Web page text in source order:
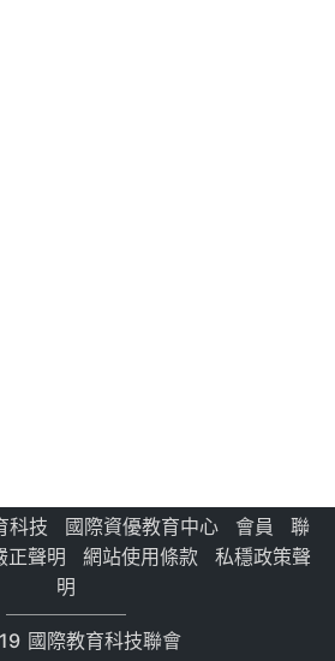
科技 國際資優教育中心 會員
聯
正聲明 網站使用條款
私穩政策聲
明
國際教育科技聯會